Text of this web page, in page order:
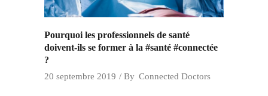
Pourquoi les professionnels de santé
doivent-ils se former à la #santé #connectée
?
20 septembre 2019 By Connected Doctors